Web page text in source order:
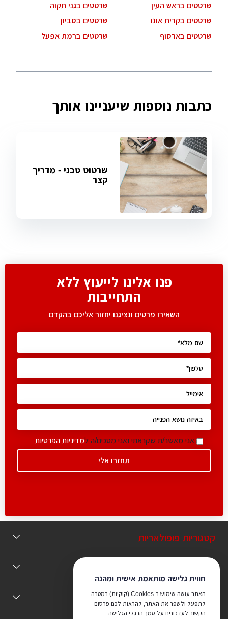
שרטטים בראש העין
שרטטים בגני תקוה
שרטטים בקרית אונו
שרטטים בסביון
שרטטים בארסוף
שרטטים ברמת אפעל
כתבות נוספות שיעניינו אותך
שרטוט טכני - מדריך
קצר
פנו אלינו לייעוץ ללא
התחייבות
השאירו פרטים ונציגנו יחזור אליכם בהקדם
אני מאשר/ת שקראתי ואני מסכים/ה למדיניות הפרטיות
חווית גלישה מותאמת אישית ומהנה
האתר עושה שימוש ב-Cookies (קוקיות) במטרה
לתפעל ולשפר את האתר, להראות לכם פרסום
הקשור לעדכונים על סמך הרגלי הגלישה
קטגוריות פופולאריות
כללי